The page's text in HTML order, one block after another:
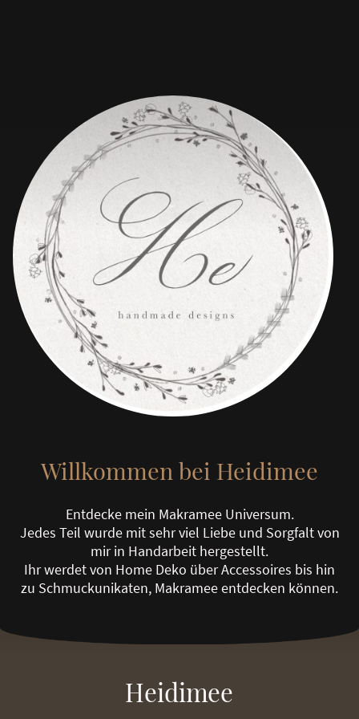
Willkommen bei Heidimee
Entdecke mein Makramee Universum.
Jedes Teil wurde mit sehr viel Liebe und Sorgfalt von
mir in Handarbeit hergestellt.
Ihr werdet von Home Deko über Accessoires bis hin
zu Schmuckunikaten, Makramee entdecken können.
Heidimee